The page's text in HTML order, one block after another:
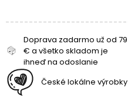
Doprava zadarmo už od 79
€ a všetko skladom je
ihneď na odoslanie
České lokálne výrobky